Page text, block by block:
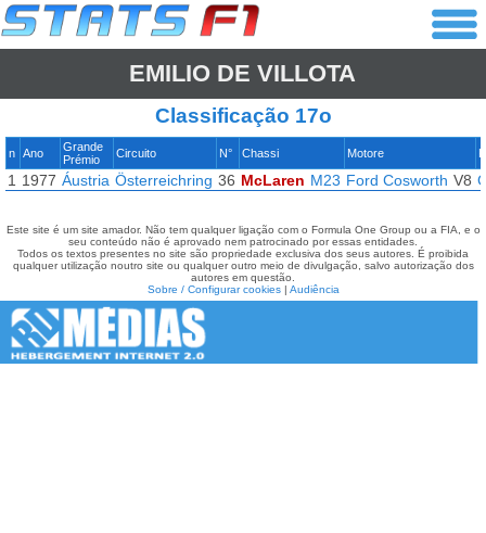
EMILIO DE VILLOTA
Classificação 17o
n Ano
Grande
Prémio
Circuito N° Chassi Motore
1 1977 Áustria Österreichring 36 McLaren M23 Ford Cosworth V8
Este site é um site amador. Não tem qualquer ligação com o Formula One Group ou a FIA, e o
seu conteúdo não é aprovado nem patrocinado por essas entidades.
Todos os textos presentes no site são propriedade exclusiva dos seus autores. É proibida
qualquer utilização noutro site ou qualquer outro meio de divulgação, salvo autorização dos
autores em questão.
Sobre / Configurar cookies| Audiência